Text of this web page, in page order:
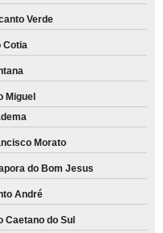
Verde
Cotia
Miguel
Morato
do Bom Jesus
André
Caetano do Sul